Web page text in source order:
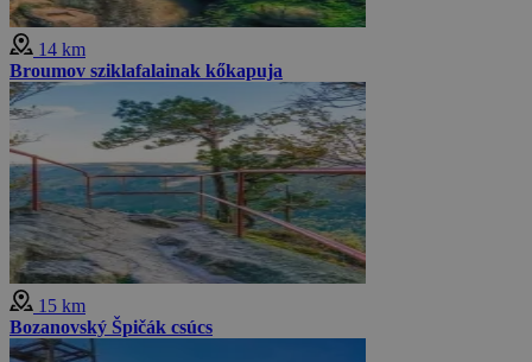
14 km
Broumov sziklafalainak kőkapuja
15 km
Bozanovský Špičák csúcs